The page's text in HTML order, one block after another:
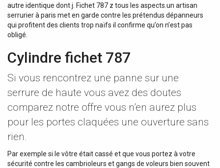
autre identique dont j. Fichet 787 z tous les aspects.un artisan
serrurier à paris met en garde contre les prétendus dépanneurs
qui profitent des clients trop naïfs il confirme qu’on n’est pas
obligé.
Cylindre fichet 787
Si vous rencontrez une panne sur une
serrure de haute vous avez des doutes
comparez notre offre vous n’en aurez plus
pour les portes claquées une ouverture sans
rien.
Par exemple si le vôtre était cassé et que vous portez à votre
sécurité contre les cambrioleurs et gangs de voleurs bien souvent